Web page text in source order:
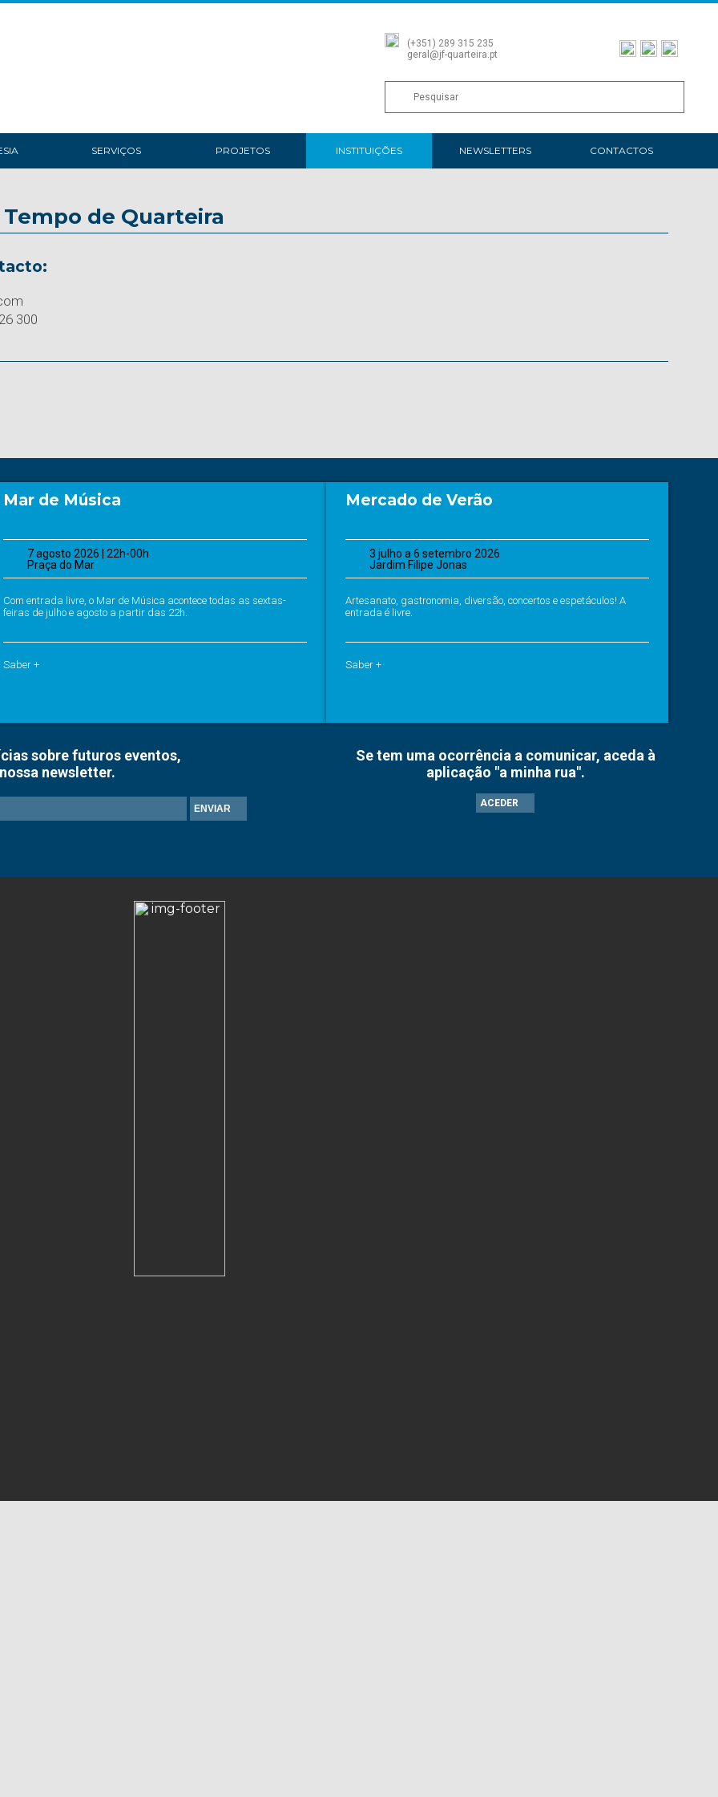
(+351) 289 315 235
geral@jf-quarteira.pt
SERVIÇOS PROJETOS INSTITUIÇÕES NEWSLETTERS CONTACTOS
de Quarteira
300
Mar de Música
7 agosto 2026 | 22h-00h
Praça do Mar
Com entrada livre, o Mar de Música acontece todas as sextas-
feiras de julho e agosto a partir das 22h.
Saber +
Mercado de Verão
3 julho a 6 setembro 2026
Jardim Filipe Jonas
Artesanato, gastronomia, diversão, concertos e espetáculos! A
entrada é livre.
Saber +
sobre futuros eventos,
newsletter.
ENVIAR
Se tem uma ocorrência a comunicar, aceda à
aplicação "a minha rua".
ACEDER